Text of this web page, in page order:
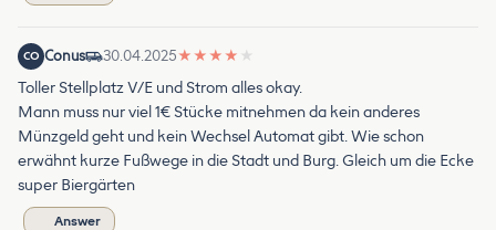
CO Conus 30.04.2025★ ★ ★ ★ ★
Toller Stellplatz V/E und Strom alles okay.
Mann muss nur viel 1€ Stücke mitnehmen da kein anderes
Münzgeld geht und kein Wechsel Automat gibt. Wie schon
erwähnt kurze Fußwege in die Stadt und Burg. Gleich um die Ecke
super Biergärten
Answer